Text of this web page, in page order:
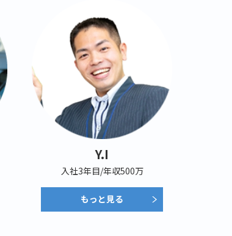
Y.I
入社3年目/年収500万
もっと見る